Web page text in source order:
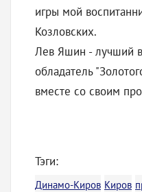
игры мой
Козловских.
Лев Яшин - лучший
обладатель
вместе со своим
Тэги:
Динамо-Киров Киров